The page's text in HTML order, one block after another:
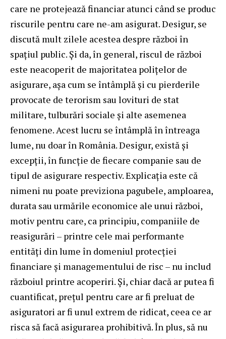
care ne protejează financiar atunci când se produc
riscurile pentru care ne-am asigurat. Desigur, se
discută mult zilele acestea despre război în
spațiul public. Și da, în general, riscul de război
este neacoperit de majoritatea polițelor de
asigurare, așa cum se întâmplă și cu pierderile
provocate de terorism sau lovituri de stat
militare, tulburări sociale și alte asemenea
fenomene. Acest lucru se întâmplă în întreaga
lume, nu doar în România. Desigur, există și
excepții, în funcție de fiecare companie sau de
tipul de asigurare respectiv. Explicația este că
nimeni nu poate previziona pagubele, amploarea,
durata sau urmările economice ale unui război,
motiv pentru care, ca principiu, companiile de
reasigurări – printre cele mai performante
entități din lume în domeniul protecției
financiare și managementului de risc – nu includ
războiul printre acoperiri. Și, chiar dacă ar putea fi
cuantificat, prețul pentru care ar fi preluat de
asiguratori ar fi unul extrem de ridicat, ceea ce ar
risca să facă asigurarea prohibitivă. În plus, să nu